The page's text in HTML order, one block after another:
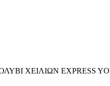
ΧΕΙΛΙΏΝ EXPRESS